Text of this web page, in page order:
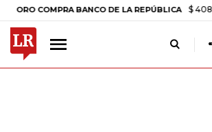
COMPRA BANCO DE LA REPÚBLICA $ 408.498,97